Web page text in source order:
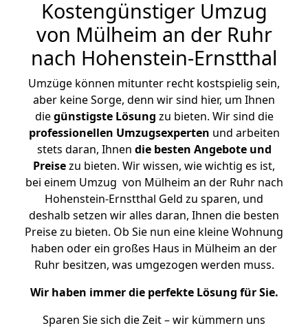
Kostengünstiger Umzug
von Mülheim an der Ruhr
nach Hohenstein-Ernstthal
Umzüge können mitunter recht kostspielig sein,
aber keine Sorge, denn wir sind hier, um Ihnen
diegünstigste Lösung zu bieten. Wir sind die
professionellen Umzugsexperten und arbeiten
stets daran, Ihnen die besten Angebote und
Preisezu bieten. Wir wissen, wie wichtig es ist,
bei einem Umzug von Mülheim an der Ruhr nach
Hohenstein-Ernstthal Geld zu sparen, und
deshalb setzen wir alles daran, Ihnen die besten
Preise zu bieten. Ob Sie nun eine kleine Wohnung
haben oder ein großes Haus in Mülheim an der
Ruhr besitzen, was umgezogen werden muss.
Wir haben immer die perfekte Lösung für Sie.
Sparen Sie sich die Zeit – wir kümmern uns